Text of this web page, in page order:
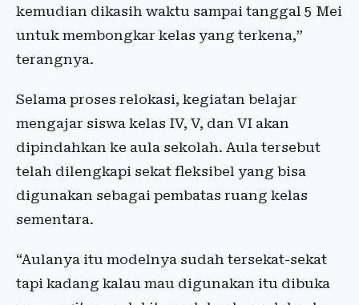
kemudian dikasih waktu sampai tanggal 5 Mei
untuk membongkar kelas yang terkena,”
terangnya.
Selama proses relokasi, kegiatan belajar
mengajar siswa kelas IV, V, dan VI akan
dipindahkan ke aula sekolah. Aula tersebut
telah dilengkapi sekat fleksibel yang bisa
digunakan sebagai pembatas ruang kelas
sementara.
“Aulanya itu modelnya sudah tersekat-sekat
tapi kadang kalau mau digunakan itu dibuka